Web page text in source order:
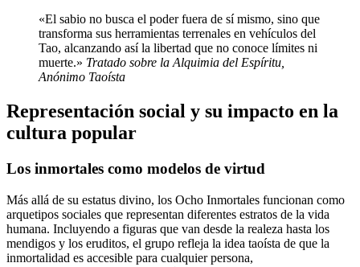
«El sabio no busca el poder fuera de sí mismo, sino que
transforma sus herramientas terrenales en vehículos del
Tao, alcanzando así la libertad que no conoce límites ni
muerte.» Tratado sobre la Alquimia del Espíritu,
Anónimo Taoísta
Representación social y su impacto en la
cultura popular
Los inmortales como modelos de virtud
Más allá de su estatus divino, los Ocho Inmortales funcionan como
arquetipos sociales que representan diferentes estratos de la vida
humana. Incluyendo a figuras que van desde la realeza hasta los
mendigos y los eruditos, el grupo refleja la idea taoísta de que la
inmortalidad es accesible para cualquier persona,